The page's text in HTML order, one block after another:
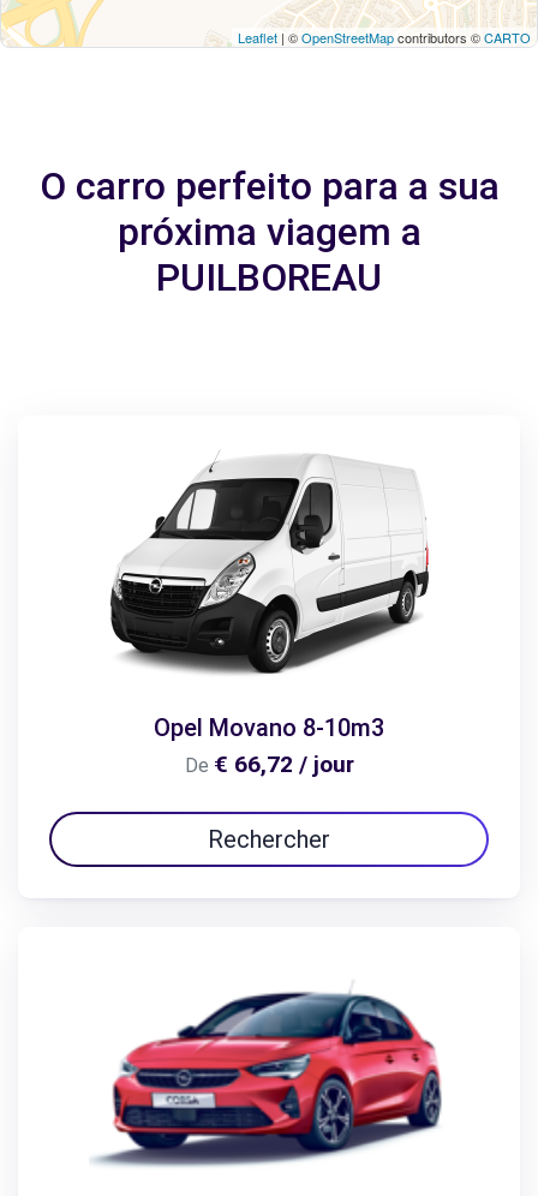
Leaflet | ©OpenStreetMapcontributors ©CARTO
O carro perfeito para a sua
próxima viagem a
PUILBOREAU
Opel Movano 8-10m3
De € 66,72 / jour
Rechercher